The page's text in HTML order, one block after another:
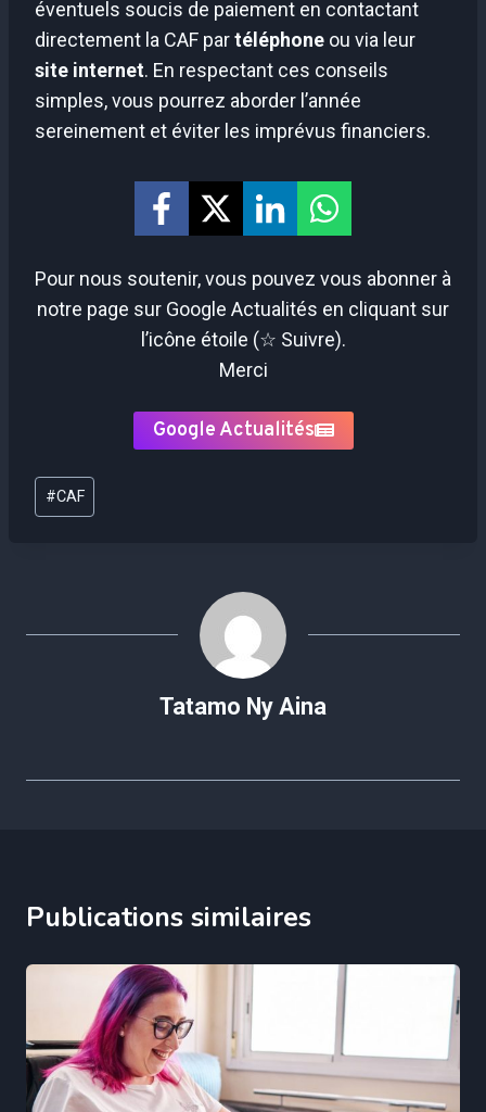
éventuels soucis de paiement en contactant
directement la CAF partéléphone ou via leur
site internet. En respectant ces conseils
simples, vous pourrez aborder l’année
sereinement et éviter les imprévus financiers.
Pour nous soutenir, vous pouvez vous abonner à
notre page sur Google Actualités en cliquant sur
l’icône étoile (☆ Suivre).
Merci
Google Actualités
Étiquettes
de
#CAF
Tatamo Ny Aina
Publications similaires